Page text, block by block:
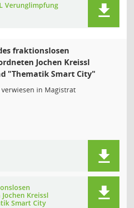
Verunglimpfung
fraktionslosen
Jochen Kreissl
"Thematik Smart City"
verwiesen in Magistrat
Kreissl
Smart City